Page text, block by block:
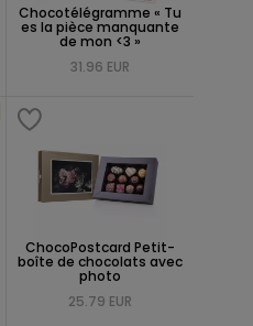
Chocotélégramme « Tu
es la pièce manquante
de mon <3 »
31.96 EUR
ChocoPostcard Petit-
boîte de chocolats avec
photo
25.79 EUR